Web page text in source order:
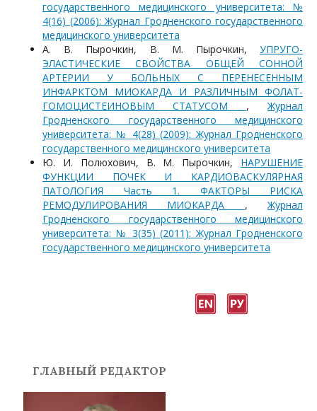
государственного медицинского университета: №
4(16) (2006): Журнал Гродненского государственного
медицинского университета
А. В. Пырочкин, В. М. Пырочкин, УПРУГО-
ЭЛАСТИЧЕСКИЕ СВОЙСТВА ОБЩЕЙ СОННОЙ
АРТЕРИИ У БОЛЬНЫХ С ПЕРЕНЕСЕННЫМ
ИНФАРКТОМ МИОКАРДА И РАЗЛИЧНЫМ ФОЛАТ-
ГОМОЦИСТЕИНОВЫМ СТАТУСОМ , Журнал
Гродненского государственного медицинского
университета: № 4(28) (2009): Журнал Гродненского
государственного медицинского университета
Ю. И. Полюхович, В. М. Пырочкин, НАРУШЕНИЕ
ФУНКЦИИ ПОЧЕК И КАРДИОВАСКУЛЯРНАЯ
ПАТОЛОГИЯ Часть 1. ФАКТОРЫ РИСКА
РЕМОДУЛИРОВАНИЯ МИОКАРДА ,Журнал
Гродненского государственного медицинского
университета: № 3(35) (2011): Журнал Гродненского
государственного медицинского университета
ГЛАВНЫЙ РЕДАКТОР